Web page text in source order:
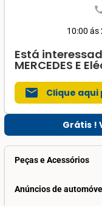
10:00 ás
Está
MERCEDES E
mail Clique
Grátis !
Peças e Acessórios
Anúncios de